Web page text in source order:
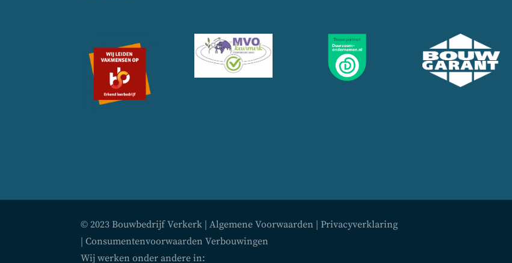
© 2023 Bouwbedrijf Verkerk |Algemene Voorwaarden |Privacyverklaring
|Consumentenvoorwaarden Verbouwingen
Wij werken onder andere in: